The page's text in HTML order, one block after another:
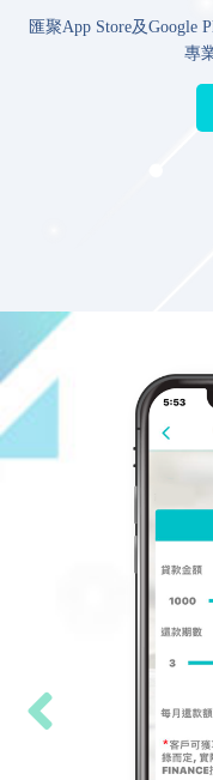
匯聚App Store及Google
專
Previous